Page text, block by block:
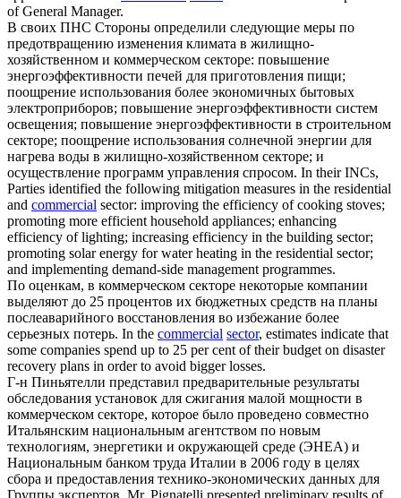
of General Manager.
В своих ПНС Стороны определили следующие меры по
предотвращению изменения климата в жилищно-
хозяйственном и коммерческом секторе: повышение
энергоэффективности печей для приготовления пищи;
поощрение использования более экономичных бытовых
электроприборов; повышение энергоэффективности систем
освещения; повышение энергоэффективности в строительном
секторе; поощрение использования солнечной энергии для
нагрева воды в жилищно-хозяйственном секторе; и
осуществление программ управления спросом. In their INCs,
Parties identified the following mitigation measures in the residential
and commercial sector: improving the efficiency of cooking stoves;
promoting more efficient household appliances; enhancing
efficiency of lighting; increasing efficiency in the building sector;
promoting solar energy for water heating in the residential sector;
and implementing demand-side management programmes.
По оценкам, в коммерческом секторе некоторые компании
выделяют до 25 процентов их бюджетных средств на планы
послеаварийного восстановления во избежание более
серьезных потерь. In the commercial sector, estimates indicate that
some companies spend up to 25 per cent of their budget on disaster
recovery plans in order to avoid bigger losses.
Г-н Пиньятелли представил предварительные результаты
обследования установок для сжигания малой мощности в
коммерческом секторе, которое было проведено совместно
Итальянским национальным агентством по новым
технологиям, энергетики и окружающей среде (ЭНEA) и
Национальным банком труда Италии в 2006 году в целях
сбора и предоставления технико-экономических данных для